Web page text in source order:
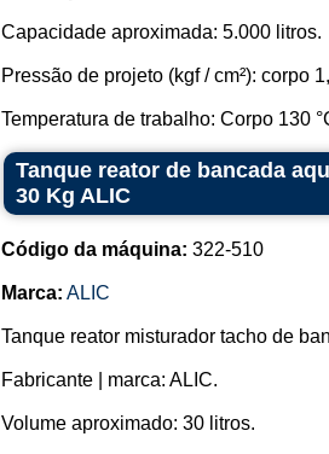
Capacidade aproximada: 5.000 litros.
Pressão de projeto (kgf / cm²): corpo
Temperatura de trabalho: Corpo 130
Tanque reator de bancada
30 Kg ALIC
Código da máquina: 322-510
Marca: ALIC
Tanque reator misturador tacho de
Fabricante | marca: ALIC.
Volume aproximado: 30 litros.